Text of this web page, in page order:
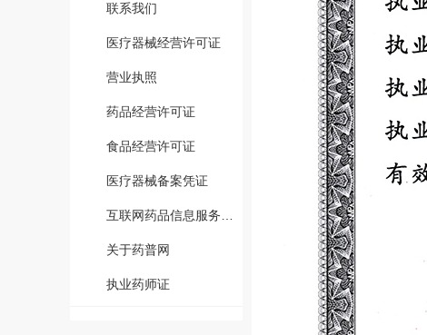
联系我们
医疗器械经营许可证
营业执照
药品经营许可证
食品经营许可证
医疗器械备案凭证
关于药普网
执业药师证